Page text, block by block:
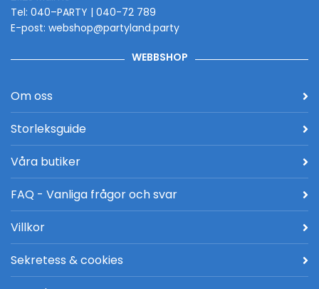
Tel: 040–PARTY | 040-72 789
E-post: webshop@partyland.party
WEBBSHOP
Om oss
Storleksguide
Våra butiker
FAQ - Vanliga frågor och svar
Villkor
Sekretess & cookies